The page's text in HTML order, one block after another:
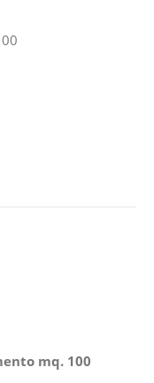
mq. 100